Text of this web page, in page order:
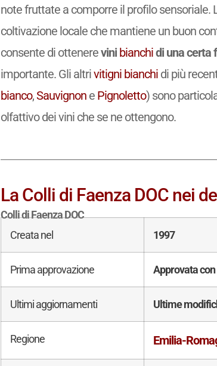
note fruttate a comporre il profilo sensoriale.
coltivazione locale che mantiene un buon
consente di ottenerevinibianchidi una certa
importante. Gli altrivitigni bianchidi più
bianco,Sauvignone Pignoletto) sono
olfattivo dei vini che se ne ottengono.
La Colli di Faenza DOC nei
Colli di Faenza DOC
Creata nel
1997
Prima approvazione Approvata con
Ultimi aggiornamenti Ultime
Regione Emilia-